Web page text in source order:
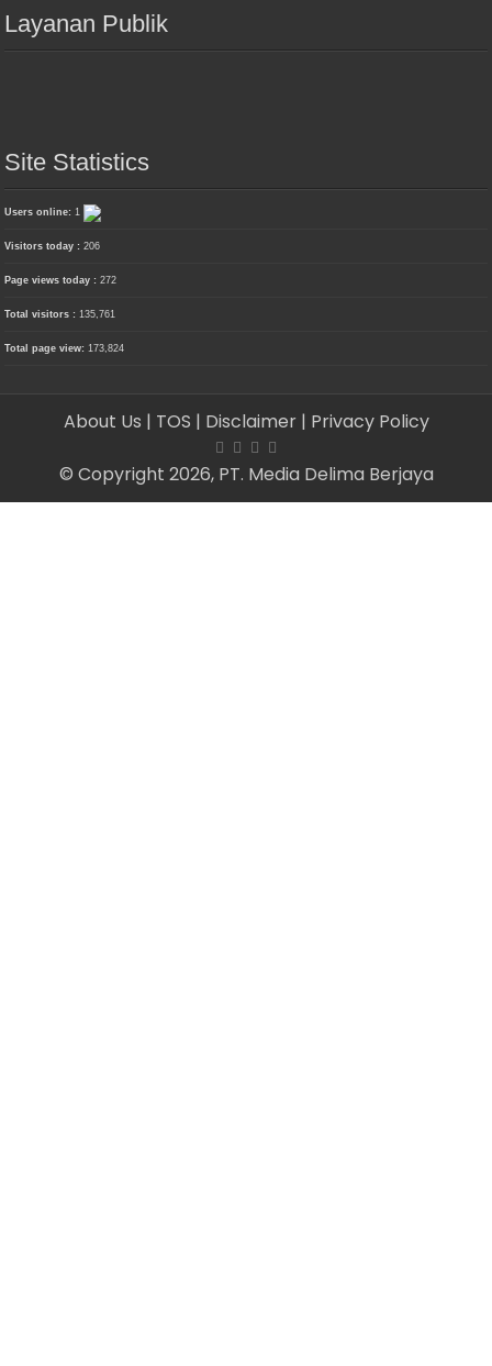
Layanan Publik
Site Statistics
Users online:1
Visitors today :206
Page views today :272
Total visitors :135,761
Total page view:173,824
About Us | TOS | Disclaimer | Privacy Policy
© Copyright 2026, PT. Media Delima Berjaya